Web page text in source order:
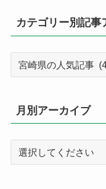
カテゴリー別記事
カ
リ
ー
記
事
月別アーカイブ